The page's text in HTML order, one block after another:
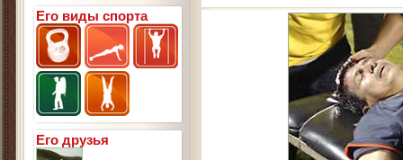
Его виды спорта
Его друзья